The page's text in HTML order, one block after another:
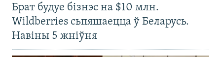
Брат будуе бізнэс на $10 млн.
Wildberries сьпяшаецца ў Беларусь.
Навіны 5 жніўня